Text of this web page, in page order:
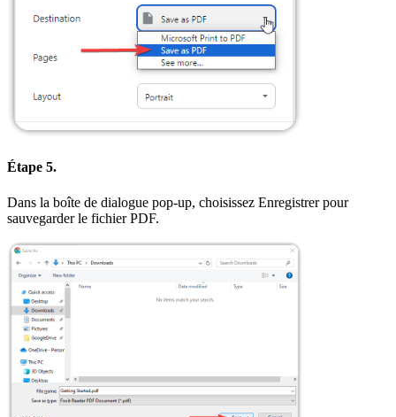
Étape 5.
Dans la boîte de dialogue pop-up, choisissez Enregistrer pour
sauvegarder le fichier PDF.